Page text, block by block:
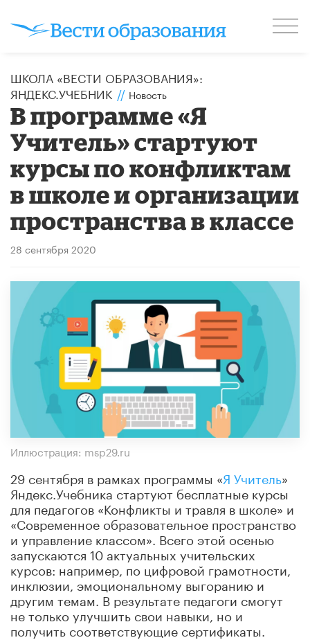
ШКОЛА «ВЕСТИ ОБРАЗОВАНИЯ»:
ЯНДЕКС.УЧЕБНИК // Новость
В программе «Я
Учитель» стартуют
курсы по конфликтам
в школе и организации
пространства в классе
28 сентября 2020
Иллюстрация: msp29.ru
29 сентября в рамках программы «Я Учитель»
Яндекс.Учебника стартуют бесплатные курсы
для педагогов «Конфликты и травля в школе» и
«Современное образовательное пространство
и управление классом». Всего этой осенью
запускаются 10 актуальных учительских
курсов: например, по цифровой грамотности,
инклюзии, эмоциональному выгоранию и
другим темам. В результате педагоги смогут
не только улучшить свои навыки, но и
получить соответствующие сертификаты.